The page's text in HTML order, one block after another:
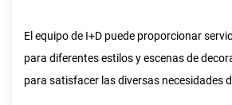
El equipo de I+D puede proporcionar
para diferentes estilos y escenas de
para satisfacer las diversas necesidades